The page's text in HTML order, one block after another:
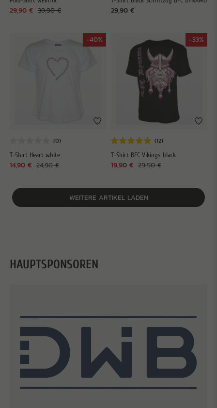
39,90 €
29,90 € 29,90 €
-40%
T-Shirt Heart white
24,90 €
14,90 €
-33%
T-Shirt BFC Vikings black
29,90 €
19,90 €
WEITERE ARTIKEL LADEN
HAUPTSPONSOREN